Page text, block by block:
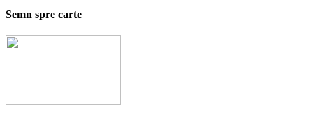
Semn spre carte